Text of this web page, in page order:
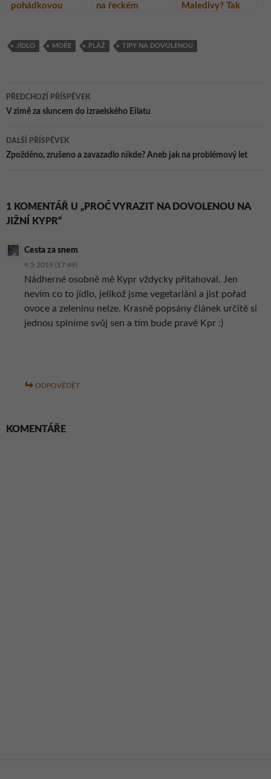
pohádkovou
na řeckém
Maledivy? Tak
pro cenově
JÍDLO MOŘE PLÁŽ TIPY NA DOVOLENOU
Navigace
pro
příspěvky
PŘEDCHOZÍ PŘÍSPĚVEK
V zimě za sluncem do izraelského Eilatu
DALŠÍ PŘÍSPĚVEK
Zpožděno, zrušeno a zavazadlo nikde? Aneb jak na problémový let
1 KOMENTÁŘ U „PROČ VYRAZIT NA DOVOLENOU NA
JIŽNÍ KYPR“
Cesta za snem
9.5.2019 (17:49)
Nádherné osobně mě Kypr vždycky přitahoval. Jen
nevím co to jídlo, jelikož jsme vegetariáni a jist pořad
ovoce a zeleninu nelze. Krasně popsány článek určitě si
jednou splníme svůj sen a tím bude pravě Kpr :)
ODPOVĚDĚT
KOMENTÁŘE